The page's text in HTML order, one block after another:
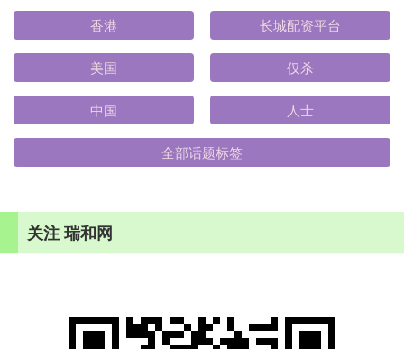
香港 长城配资平台
美国 仅杀
中国 人士
全部话题标签
关注 瑞和网